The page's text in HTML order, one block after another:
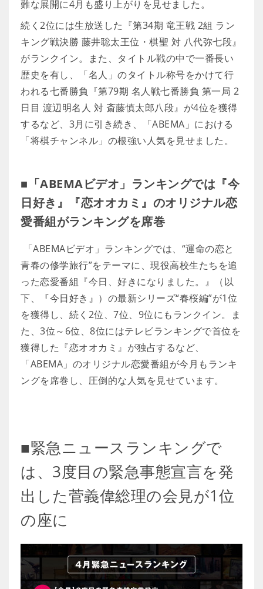
難な展開に4月も盛り上がりを見せました。
続く2位には生放送した『第34期 竜王戦 2組 ラン
キング戦決勝 藤井聡太王位・棋聖 対 八代弥七段』
がランクイン。また、タイトル戦の中で一番長い
歴史を有し、「名人」のタイトル称号をかけて行
われる七番勝負『第79期 名人戦七番勝負 第一局 2
日目 渡辺明名人 対 斎藤慎太郎八段』が4位を獲得
するなど、3月に引き続き、「ABEMA」における
「将棋チャンネル」の根強い人気を見せました。
■「ABEMAビデオ」ランキングでは『今
日好き』『恋オオカミ』のオリジナル恋
愛番組がランキングを席巻
「ABEMAビデオ」ランキングでは、“運命の恋と
青春の修学旅行”をテーマに、現役高校生たちを追
った恋愛番組『今日、好きになりました。』（以
下、『今日好き』）の最新シリーズ“春桜編”が1位
を獲得し、続く2位、7位、9位にもランクイン。ま
た、3位～6位、8位にはテレビランキングで首位を
獲得した『恋オオカミ』が独占するなど、
「ABEMA」のオリジナル恋愛番組が今月もランキ
ングを席巻し、圧倒的な人気を見せています。
■緊急ニュースランキングで
は、3度目の緊急事態宣言を発
出した菅義偉総理の会見が1位
の座に